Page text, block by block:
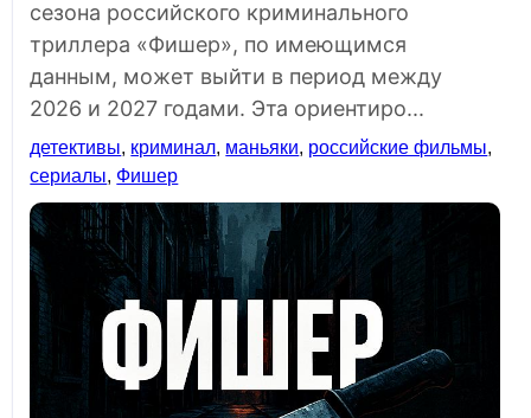
сезона российского криминального
триллера «Фишер», по имеющимся
данным, может выйти в период между
2026 и 2027 годами. Эта ориентиро...
детективы, криминал, маньяки, российские фильмы,
сериалы, Фишер